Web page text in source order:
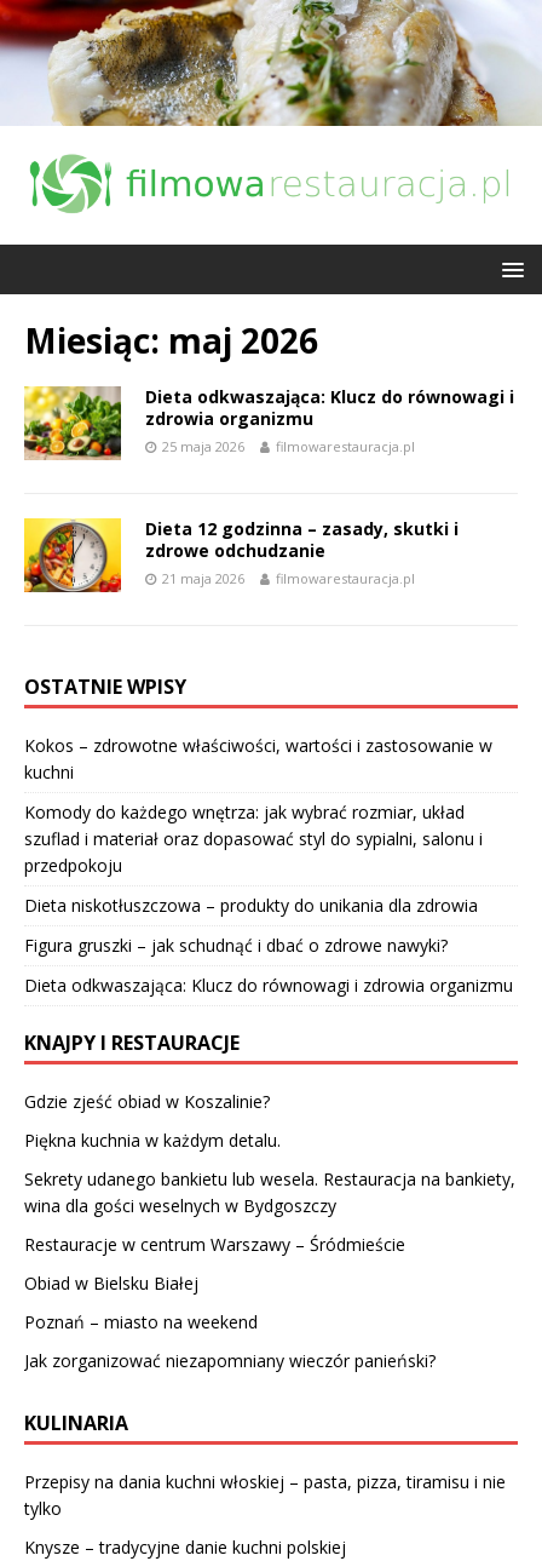
Miesiąc: maj 2026
Dieta odkwaszająca: Klucz do równowagi i
zdrowia organizmu
25 maja 2026 filmowarestauracja.pl
Dieta 12 godzinna – zasady, skutki i
zdrowe odchudzanie
21 maja 2026 filmowarestauracja.pl
OSTATNIE WPISY
Kokos – zdrowotne właściwości, wartości i zastosowanie w
kuchni
Komody do każdego wnętrza: jak wybrać rozmiar, układ
szuflad i materiał oraz dopasować styl do sypialni, salonu i
przedpokoju
Dieta niskotłuszczowa – produkty do unikania dla zdrowia
Figura gruszki – jak schudnąć i dbać o zdrowe nawyki?
Dieta odkwaszająca: Klucz do równowagi i zdrowia organizmu
KNAJPY I RESTAURACJE
Gdzie zjeść obiad w Koszalinie?
Piękna kuchnia w każdym detalu.
Sekrety udanego bankietu lub wesela. Restauracja na bankiety,
wina dla gości weselnych w Bydgoszczy
Restauracje w centrum Warszawy – Śródmieście
Obiad w Bielsku Białej
Poznań – miasto na weekend
Jak zorganizować niezapomniany wieczór panieński?
KULINARIA
Przepisy na dania kuchni włoskiej – pasta, pizza, tiramisu i nie
tylko
Knysze – tradycyjne danie kuchni polskiej